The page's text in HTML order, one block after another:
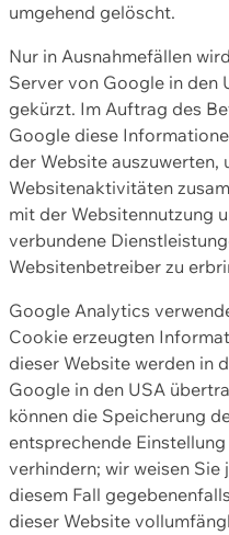
umgehend gelöscht.
Nur in Ausnahmefällen
Server von Google in den
gekürzt. Im Auftrag des
Google diese
der Website auszuwerten,
Websitenaktivitäten
mit der Websitennutzung
verbundene
Websitenbetreiber zu
Google Analytics
Cookie erzeugten
dieser Website werden in
Google in den USA
können die Speicherung
entsprechende
verhindern; wir weisen
diesem Fall
dieser Website